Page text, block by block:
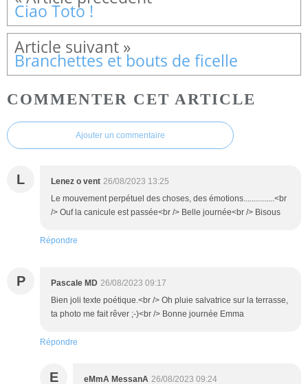
Ciao Toto !
Branchettes et bouts de ficelle
COMMENTER CET ARTICLE
Ajouter un commentaire
L Lenez o vent 26/08/2023 13:25
Le mouvement perpétuel des choses, des émotions...............<br
/> Ouf la canicule est passée<br /> Belle journée<br /> Bisous
Répondre
P Pascale MD 26/08/2023 09:17
Bien joli texte poétique.<br /> Oh pluie salvatrice sur la terrasse,
ta photo me fait rêver ;-)<br /> Bonne journée Emma
Répondre
E eMmA MessanA 26/08/2023 09:24